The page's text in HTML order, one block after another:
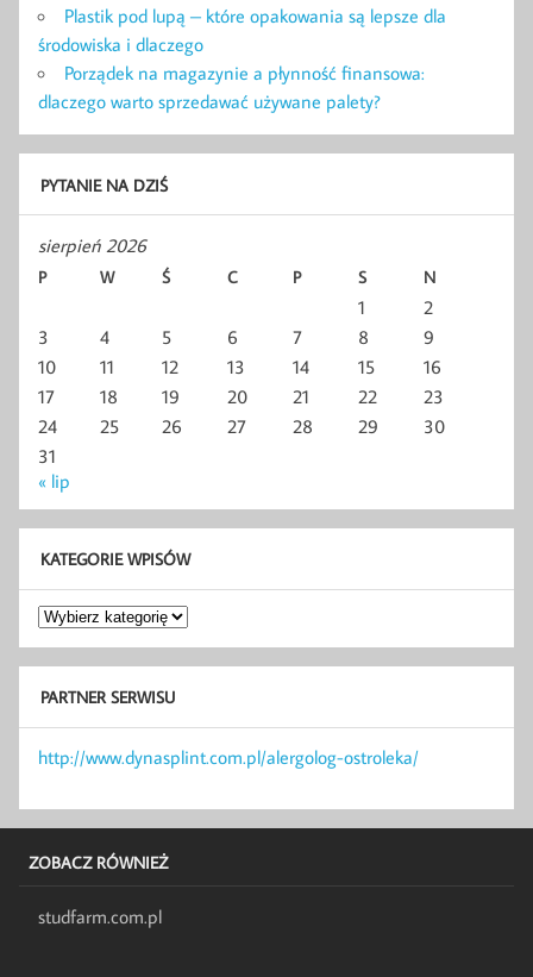
Plastik pod lupą – które opakowania są lepsze dla
środowiska i dlaczego
Porządek na magazynie a płynność finansowa:
dlaczego warto sprzedawać używane palety?
PYTANIE NA DZIŚ
sierpień 2026
P W Ś C P S N
1
2
3
4 5 6 7 8
9
10
11 12 13 14 15
16
17
18 19 20 21 22
23
24
25 26 27 28 29
30
31
« lip
KATEGORIE WPISÓW
Kategorie
wpisów
PARTNER SERWISU
http://www.dynasplint.com.pl/alergolog-ostroleka/
ZOBACZ RÓWNIEŻ
studfarm.com.pl